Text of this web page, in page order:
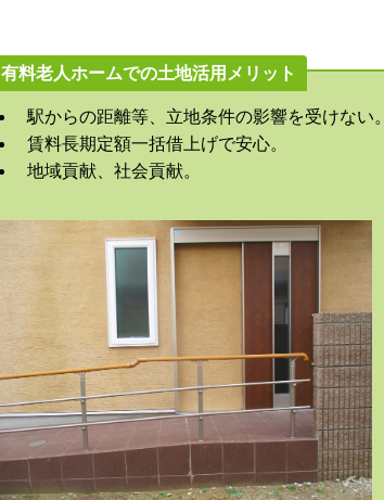
有料老人ホームでの土地活用メリット
駅からの距離等、立地条件の影響を受けない。
賃料長期定額一括借上げで安心。
地域貢献、社会貢献。